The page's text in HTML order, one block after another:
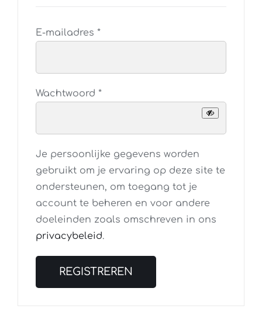
E-mailadres *Vereist
Wachtwoord *Vereist
Je persoonlijke gegevens worden
gebruikt om je ervaring op deze site te
ondersteunen, om toegang tot je
account te beheren en voor andere
doeleinden zoals omschreven in ons
privacybeleid.
REGISTREREN